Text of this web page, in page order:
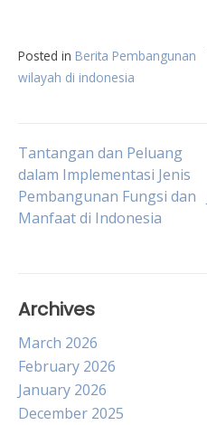
Posted in Berita Pembangunan
wilayah di indonesia
Post
navigation
Tantangan dan Peluang
dalam Implementasi Jenis
Pembangunan Fungsi dan
Manfaat di Indonesia
Archives
March 2026
February 2026
January 2026
December 2025